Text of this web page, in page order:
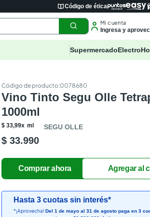
Código de ética
Mi cuenta
Ingresa y
SupermercadoElectro
:0078680
Vino Tinto Segu Olle
1000ml
$ 33,99x ml SEGU OLLE
$ 33.990
Hasta 3 cuotas sin interés*
*¡Aprovecha!Del 1 de mayo al 31 de agosto paga en 3